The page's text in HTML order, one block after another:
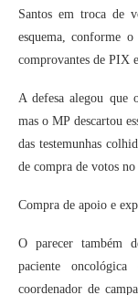
Santos em troca de
esquema, conforme
comprovantes de PIX
A defesa alegou que
mas o MP descartou
das testemunhas
de compra de votos
Compra de apoio e
O parecer também
paciente
coordenador de